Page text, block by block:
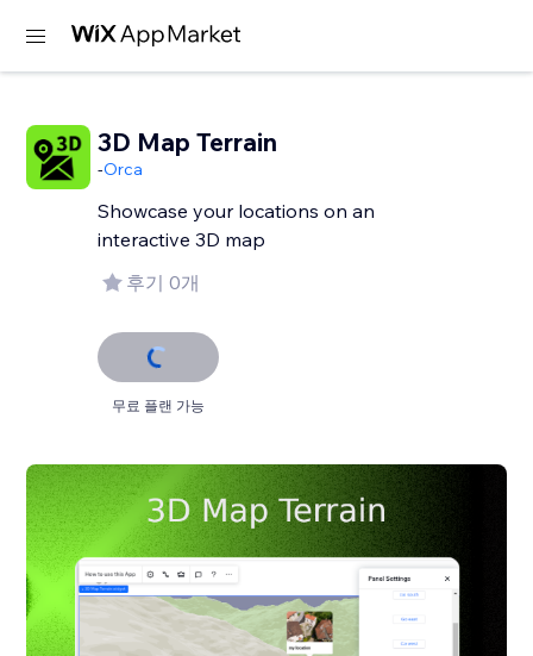
3D Map Terrain
-Orca
Showcase your locations on an
interactive 3D map
후기 0개
무료 플랜 가능